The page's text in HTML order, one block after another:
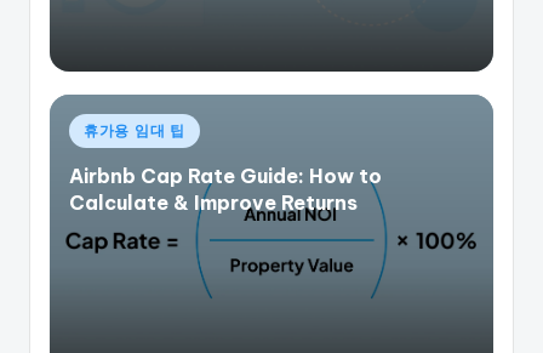
게
시
됨
휴가용 임대 팁
Airbnb Cap Rate Guide: How to
Calculate & Improve Returns